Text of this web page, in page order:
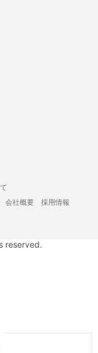
会社概要
採用情報
reserved.